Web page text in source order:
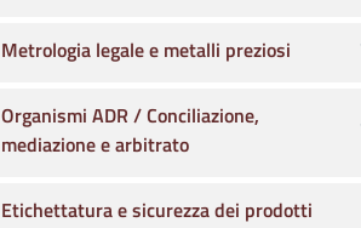
Metrologia legale e metalli preziosi
Organismi ADR / Conciliazione,
mediazione e arbitrato
Etichettatura e sicurezza dei prodotti